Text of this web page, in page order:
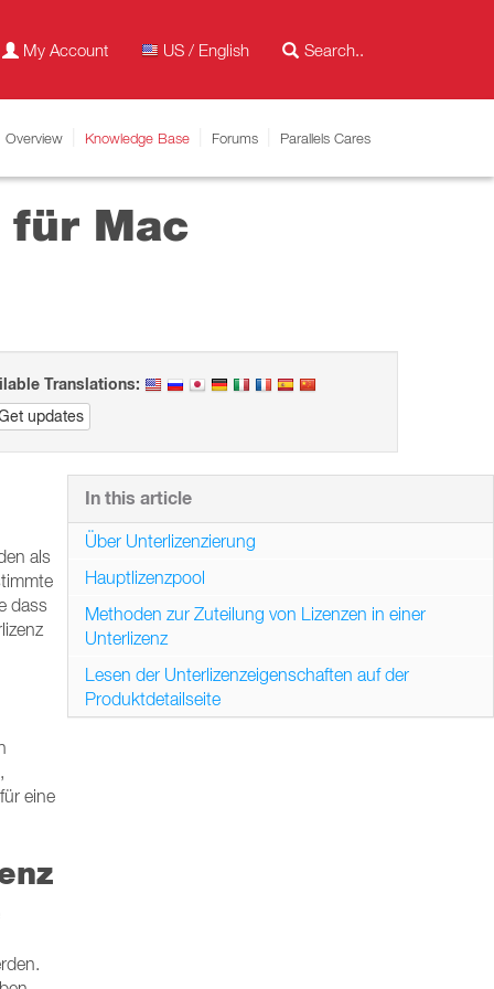
My Account US / English
Overview Knowledge Base Forums Parallels Cares
für Mac
Translations:
updates
als
dass
eine
In this article
Über Unterlizenzierung
Hauptlizenzpool
Methoden zur Zuteilung von Lizenzen in einer
Unterlizenz
Lesen der Unterlizenzeigenschaften auf der
Produktdetailseite